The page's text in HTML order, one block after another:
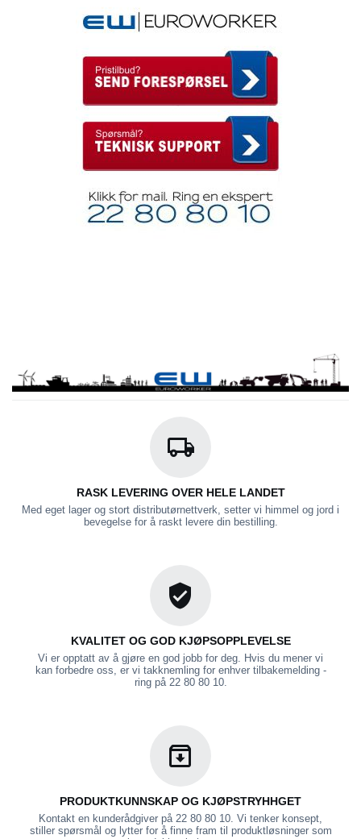
RASK LEVERING OVER HELE LANDET
Med eget lager og stort distributørnettverk, setter vi himmel og jord i
bevegelse for å raskt levere din bestilling.
KVALITET OG GOD KJØPSOPPLEVELSE
Vi er opptatt av å gjøre en god jobb for deg. Hvis du mener vi
kan forbedre oss, er vi takknemling for enhver tilbakemelding -
ring på 22 80 80 10.
PRODUKTKUNNSKAP OG KJØPSTRYHHGET
Kontakt en kunderådgiver på 22 80 80 10. Vi tenker konsept,
stiller spørsmål og lytter for å finne fram til produktløsninger som